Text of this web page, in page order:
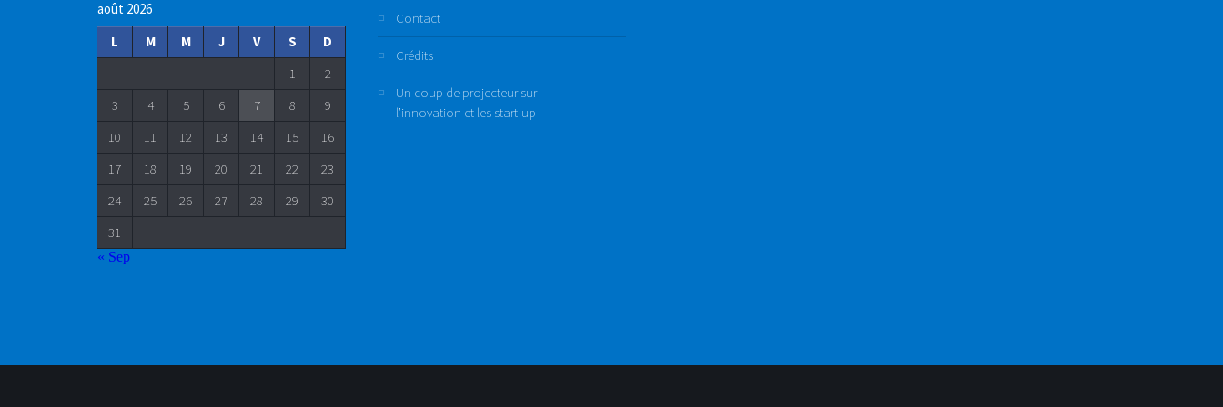
août 2026
L
M M J V S
D
1
2
3
4 5 6 7 8
9
10
11 12 13 14 15
16
17
18 19 20 21 22
23
24
25 26 27 28 29
30
31
« Sep
Contact
Crédits
Un coup de projecteur sur
l’innovation et les start-up